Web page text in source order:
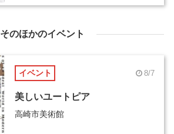
そのほかのイベント
イベント 8/7
美しいユートピア
高崎市美術館